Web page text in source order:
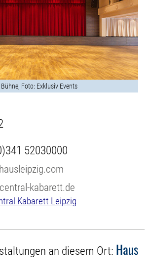
Foto: Exklusiv Events
52030000
kabarett.de
Kabarett Leipzig
an diesem Ort: Haus